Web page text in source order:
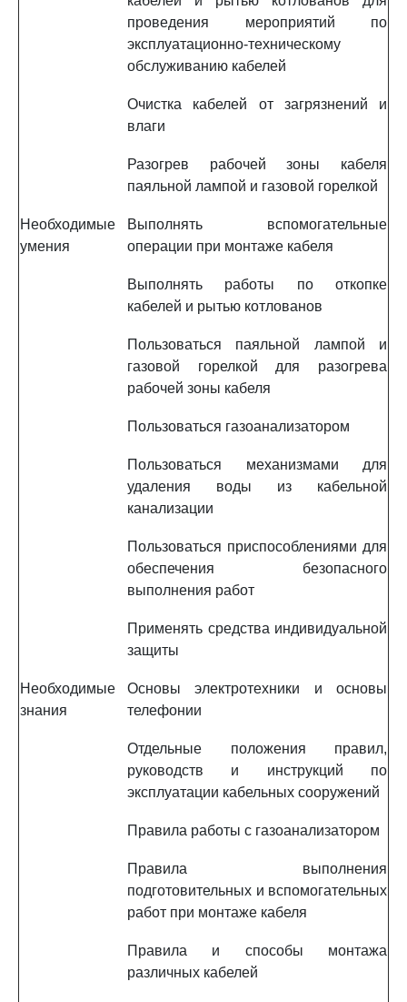
проведения мероприятий по
эксплуатационно-техническому
обслуживанию кабелей
Очистка кабелей от загрязнений и
влаги
Разогрев рабочей зоны кабеля
паяльной лампой и газовой горелкой
Необходимые
умения
Выполнять вспомогательные
операции при монтаже кабеля
Выполнять работы по откопке
кабелей и рытью котлованов
Пользоваться паяльной лампой и
газовой горелкой для разогрева
рабочей зоны кабеля
Пользоваться газоанализатором
Пользоваться механизмами для
удаления воды из кабельной
канализации
Пользоваться приспособлениями для
обеспечения безопасного
выполнения работ
Применять средства индивидуальной
защиты
Необходимые
знания
Основы электротехники и основы
телефонии
Отдельные положения правил,
руководств и инструкций по
эксплуатации кабельных сооружений
Правила работы с газоанализатором
Правила выполнения
подготовительных и вспомогательных
работ при монтаже кабеля
Правила и способы монтажа
различных кабелей